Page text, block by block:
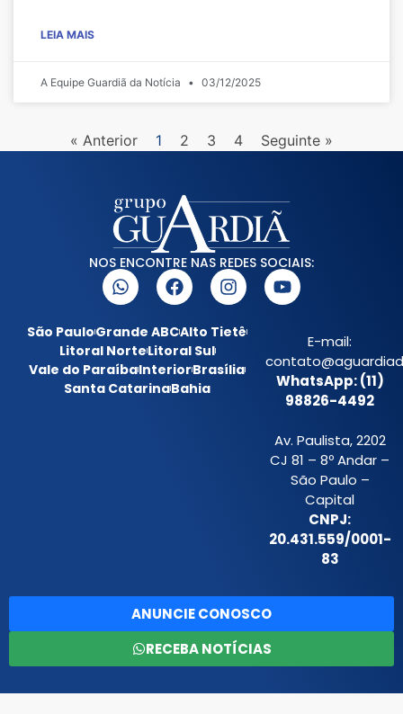
LEIA MAIS
A Equipe Guardiã da Notícia 03/12/2025
« Anterior 1 2 3 4 Seguinte »
NOS ENCONTRE NAS REDES SOCIAIS:
São PauloGrande ABCAlto Tietê
Litoral NorteLitoral Sul
Vale do ParaíbaInteriorBrasília
Santa CatarinaBahia
E-mail:
WhatsApp: (11)
98826-4492
Av. Paulista, 2202
CJ 81 – 8º Andar –
São Paulo –
Capital
CNPJ:
20.431.559/0001-
83
ANUNCIE CONOSCO
RECEBA NOTÍCIAS